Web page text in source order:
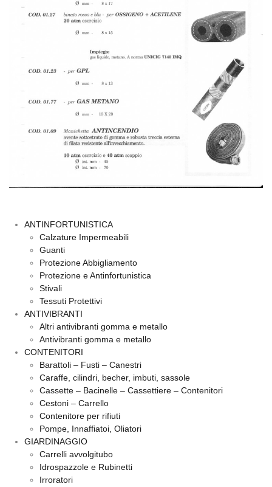
ANTINFORTUNISTICA
Calzature Impermeabili
Guanti
Protezione Abbigliamento
Protezione e Antinfortunistica
Stivali
Tessuti Protettivi
ANTIVIBRANTI
Altri antivibranti gomma e metallo
Antivibranti gomma e metallo
CONTENITORI
Barattoli – Fusti – Canestri
Caraffe, cilindri, becher, imbuti, sassole
Cassette – Bacinelle – Cassettiere – Contenitori
Cestoni – Carrello
Contenitore per rifiuti
Pompe, Innaffiatoi, Oliatori
GIARDINAGGIO
Carrelli avvolgitubo
Idrospazzole e Rubinetti
Irroratori